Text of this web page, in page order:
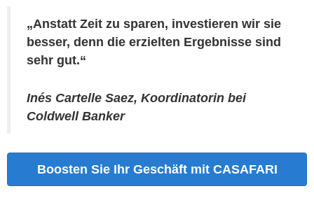
„Anstatt Zeit zu sparen, investieren wir sie
besser, denn die erzielten Ergebnisse sind
sehr gut.“
Inés Cartelle Saez, Koordinatorin bei
Coldwell Banker
Boosten Sie Ihr Geschäft mit CASAFARI